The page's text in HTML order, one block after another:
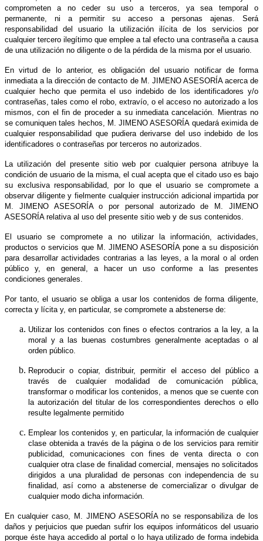
comprometen a no ceder su uso a terceros, ya sea temporal o
permanente, ni a permitir su acceso a personas ajenas. Será
responsabilidad del usuario la utilización ilícita de los servicios por
cualquier tercero ilegítimo que emplee a tal efecto una contraseña a causa
de una utilización no diligente o de la pérdida de la misma por el usuario.
En virtud de lo anterior, es obligación del usuario notificar de forma
inmediata a la dirección de contacto de M. JIMENO ASESORÍA acerca de
cualquier hecho que permita el uso indebido de los identificadores y/o
contraseñas, tales como el robo, extravío, o el acceso no autorizado a los
mismos, con el fin de proceder a su inmediata cancelación. Mientras no
se comuniquen tales hechos, M. JIMENO ASESORÍA quedará eximida de
cualquier responsabilidad que pudiera derivarse del uso indebido de los
identificadores o contraseñas por terceros no autorizados.
La utilización del presente sitio web por cualquier persona atribuye la
condición de usuario de la misma, el cual acepta que el citado uso es bajo
su exclusiva responsabilidad, por lo que el usuario se compromete a
observar diligente y fielmente cualquier instrucción adicional impartida por
M. JIMENO ASESORÍA o por personal autorizado de M. JIMENO
ASESORÍA relativa al uso del presente sitio web y de sus contenidos.
El usuario se compromete a no utilizar la información, actividades,
productos o servicios que M. JIMENO ASESORÍA pone a su disposición
para desarrollar actividades contrarias a las leyes, a la moral o al orden
público y, en general, a hacer un uso conforme a las presentes
condiciones generales.
Por tanto, el usuario se obliga a usar los contenidos de forma diligente,
correcta y lícita y, en particular, se compromete a abstenerse de:
Utilizar los contenidos con fines o efectos contrarios a la ley, a la
moral y a las buenas costumbres generalmente aceptadas o al
orden público.
Reproducir o copiar, distribuir, permitir el acceso del público a
través de cualquier modalidad de comunicación pública,
transformar o modificar los contenidos, a menos que se cuente con
la autorización del titular de los correspondientes derechos o ello
resulte legalmente permitido
Emplear los contenidos y, en particular, la información de cualquier
clase obtenida a través de la página o de los servicios para remitir
publicidad, comunicaciones con fines de venta directa o con
cualquier otra clase de finalidad comercial, mensajes no solicitados
dirigidos a una pluralidad de personas con independencia de su
finalidad, así como a abstenerse de comercializar o divulgar de
cualquier modo dicha información.
En cualquier caso, M. JIMENO ASESORÍA no se responsabiliza de los
daños y perjuicios que puedan sufrir los equipos informáticos del usuario
porque éste haya accedido al portal o lo haya utilizado de forma indebida